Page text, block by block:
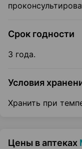
Срок годности
3 года.
Условия
Хранить при
Цены в аптеках